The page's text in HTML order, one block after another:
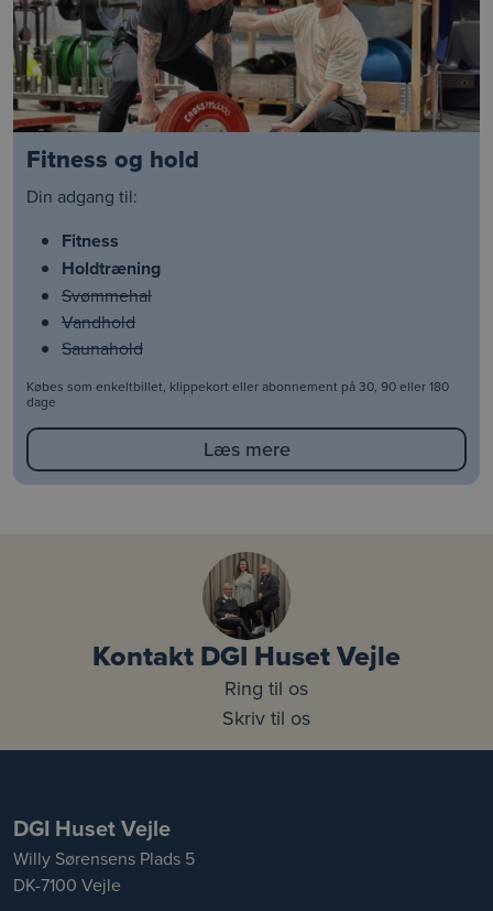
Fitness og hold
Din adgang til:
Fitness
Holdtræning
Svømmehal
Vandhold
Saunahold
Købes som enkeltbillet, klippekort eller abonnement på 30, 90 eller 180
dage
Læs mere
Kontakt DGI Huset Vejle
Ring til os
Skriv til os
DGI Huset Vejle
Willy Sørensens Plads 5
DK-7100 Vejle